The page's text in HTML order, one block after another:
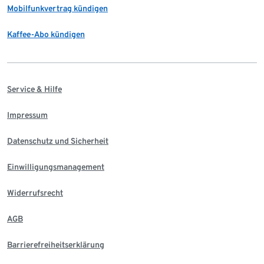
Mobilfunkvertrag kündigen
Kaffee-Abo kündigen
Service & Hilfe
Impressum
Datenschutz und Sicherheit
Einwilligungsmanagement
Widerrufsrecht
AGB
Barrierefreiheitserklärung